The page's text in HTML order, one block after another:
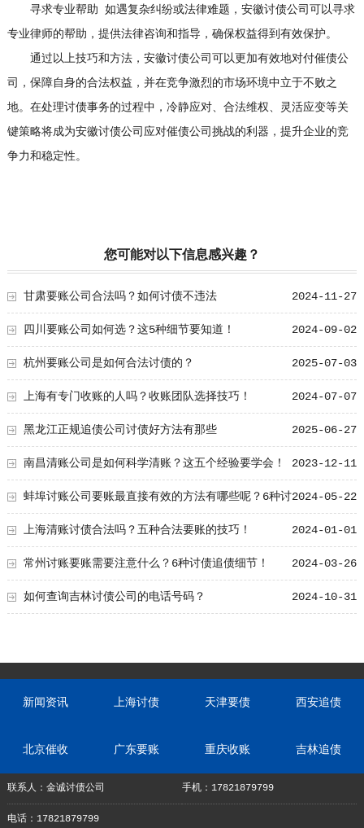
寻求专业帮助 如遇复杂纠纷或法律难题，安徽讨债公司可以寻求
专业律师的帮助，提供法律咨询和指导，确保权益得到有效保护。
通过以上技巧和方法，安徽讨债公司可以更加有效地对付催债公
司，保障自身的合法权益，并在竞争激烈的市场环境中立于不败之
地。在处理讨债事务的过程中，冷静应对、合法维权、灵活应变等关
键策略将成为安徽讨债公司应对催债公司挑战的利器，提升企业的竞
争力和稳定性。
您可能对以下信息感兴趣？
2024-11-27
甘肃要账公司合法吗？如何讨债不违法
2024-09-02
四川要账公司如何选？这5种细节要知道！
2025-07-03
杭州要账公司是如何合法讨债的？
2024-07-07
上海有专门收账的人吗？收账团队选择技巧！
2025-06-27
黑龙江正规追债公司讨债好方法有那些
2023-12-11
南昌清账公司是如何科学清账？这五个经验要学会！
2024-05-22
蚌埠讨账公司要账最直接有效的方法有哪些呢？6种讨
账技巧要了解！ 2024-01-01
上海清账讨债合法吗？五种合法要账的技巧！
2024-03-26
常州讨账要账需要注意什么？6种讨债追债细节！
2024-10-31
如何查询吉林讨债公司的电话号码？
新闻资讯 上海讨债 天津要债 西安追债
北京催收 广东要账 重庆收账 吉林追债
联系人：金诚讨债公司 手机：17821879799
电话：17821879799